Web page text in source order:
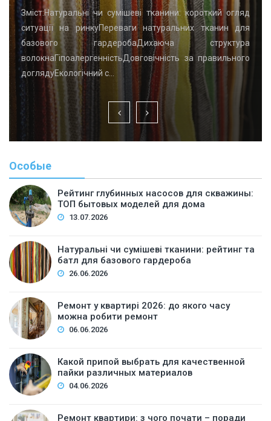
Зміст:Натуральні чи сумішеві тканини: короткий огляд
ситуації на ринкуПереваги натуральних тканин для
базового гардеробаДихаюча структура
волокнаГіпоалергенністьДовговічність за правильного
доглядуЕкологічний с…
Особые
Рейтинг глубинных насосов для скважины:
ТОП бытовых моделей для дома
13.07.2026
Натуральні чи сумішеві тканини: рейтинг та
батл для базового гардероба
26.06.2026
Ремонт у квартирі 2026: до якого часу
можна робити ремонт
06.06.2026
Какой припой выбрать для качественной
пайки различных материалов
04.06.2026
Ремонт квартири: з чого почати – поради